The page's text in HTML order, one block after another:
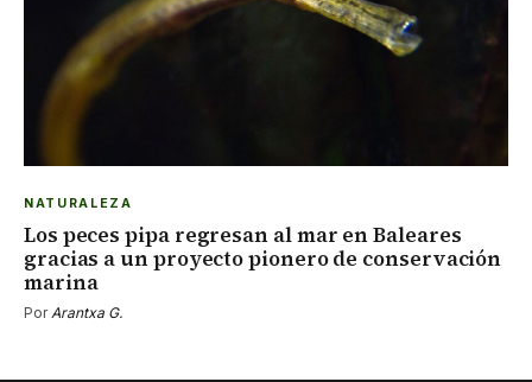
NATURALEZA
Los peces pipa regresan al mar en Baleares
gracias a un proyecto pionero de conservación
marina
Por Arantxa G.